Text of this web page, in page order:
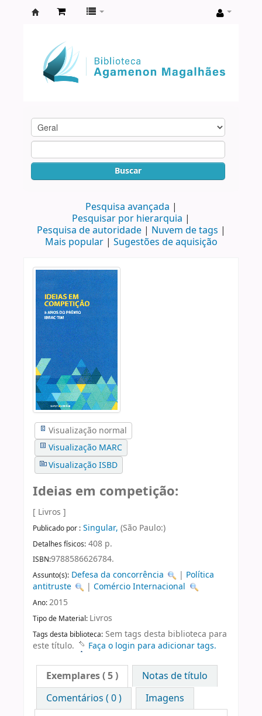
Agamenon
Magalhães
Buscar
Pesquisa avançada
Pesquisar por hierarquia
Pesquisa de autoridade
Nuvem de tags
Mais popular
Sugestões de aquisição
Visualização normal
Visualização MARC
Visualização ISBD
Ideias em competição:
[ Livros ]
Publicado por : Singular, (São Paulo:)
Detalhes físicos: 408 p.
ISBN:9788586626784.
Assunto(s): Defesa da concorrência | Política
antitruste
|Comércio Internacional
Ano:2015
Tipo de Material: Livros
Tags desta biblioteca: Sem tags desta biblioteca para
este título.
Faça o login para adicionar tags.
Exemplares( 5 )
Notas de título
Comentários ( 0 )
Imagens